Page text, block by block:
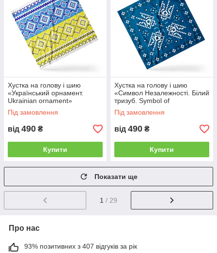
Хустка на голову і шию
«Український орнамент.
Ukrainian ornament»
Під замовлення
від 490 ₴
Купити
Хустка на голову і шию
«Символ Незалежності. Білий
тризуб. Symbol of
Independence. White trident»
Під замовлення
від 490 ₴
Купити
Показати ще
1 / 29
Про нас
93% позитивних з 407 відгуків за рік